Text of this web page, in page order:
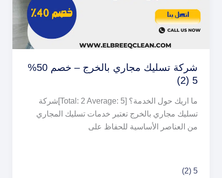
شركة تسليك مجاري بالخرج – خصم 50%
5 (2)
ما اريك حول الخدمة؟ [Total: 2 Average: 5]شركة
تسليك مجاري بالخرج تعتبر خدمات تسليك المجاري
من العناصر الأساسية للحفاظ على
تسليك
5 (2)